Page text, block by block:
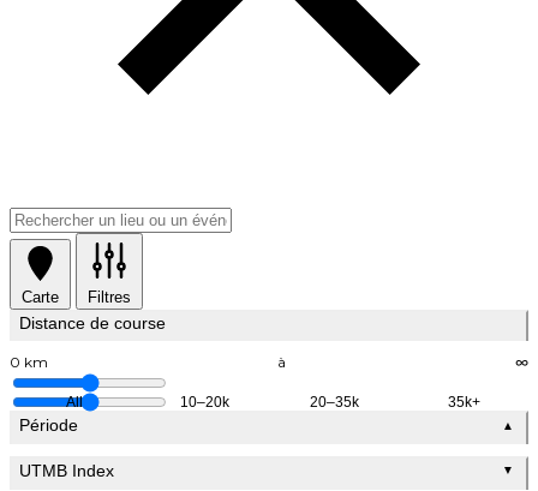
Carte Filtres
Distance de course
0 km à ∞
All 10–20k 20–35k 35k+
Période ▲
UTMB Index ▼